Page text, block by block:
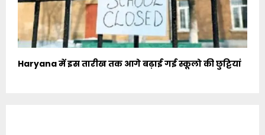
Haryana में इस तारीख तक आगे बढ़ाई गई स्कूलो की छुट्टियां